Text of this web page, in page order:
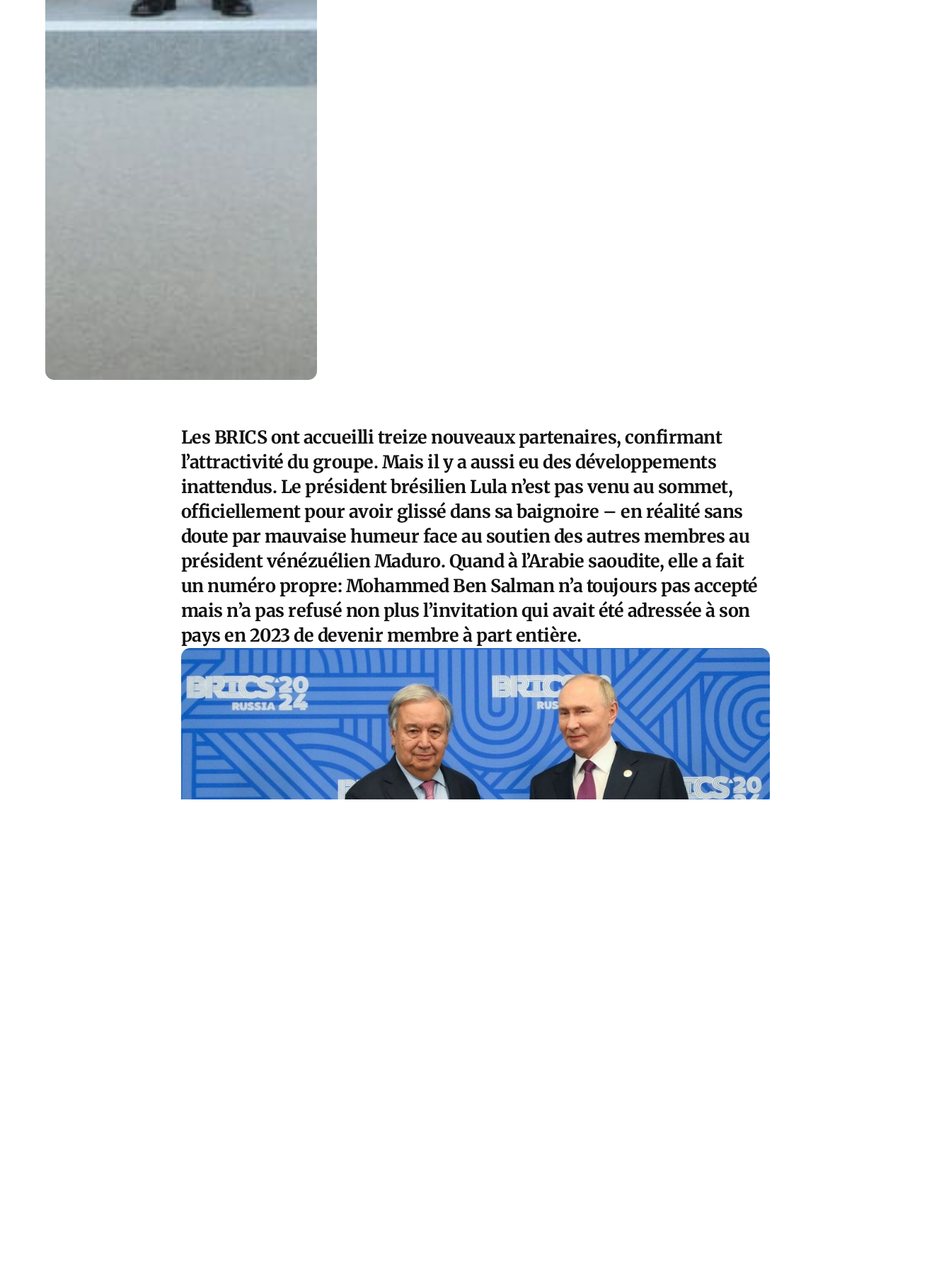
Les BRICS ont accueilli treize nouveaux partenaires, confirmant
l’attractivité du groupe. Mais il y a aussi eu des développements
inattendus. Le président brésilien Lula n’est pas venu au sommet,
officiellement pour avoir glissé dans sa baignoire – en réalité sans
doute par mauvaise humeur face au soutien des autres membres au
président vénézuélien Maduro. Quand à l’Arabie saoudite, elle a fait
un numéro propre: Mohammed Ben Salman n’a toujours pas accepté
mais n’a pas refusé non plus l’invitation qui avait été adressée à son
pays en 2023 de devenir membre à part entière.